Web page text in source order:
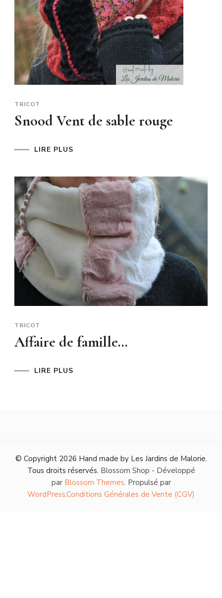
TRICOT
Snood Vent de sable rouge
LIRE PLUS
TRICOT
Affaire de famille…
LIRE PLUS
© Copyright 2026 Hand made by Les Jardins de Malorie.
Tous droits réservés. Blossom Shop - Développé
par Blossom Themes. Propulsé par
WordPress.Conditions Générales de Vente (CGV)